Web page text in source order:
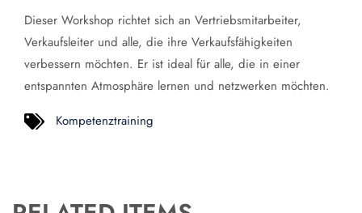
Dieser Workshop richtet sich an Vertriebsmitarbeiter,
Verkaufsleiter und alle, die ihre Verkaufsfähigkeiten
verbessern möchten. Er ist ideal für alle, die in einer
entspannten Atmosphäre lernen und netzwerken möchten.
Kompetenztraining